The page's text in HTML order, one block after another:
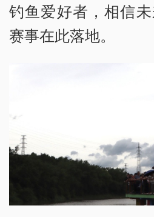
钓鱼爱好者，相信
赛事在此落地。